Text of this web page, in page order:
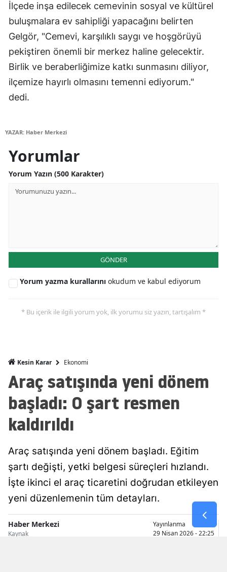
Gaziantep
Giresun
Gümüşhane
Hakkari
Hatay
Kırşehir
Konya
Manisa
Kahramanmaraş
Muş
Nevşehir
Ordu
İlçede inşa edilecek cemevinin sosyal ve kültürel
buluşmalara ev sahipliği yapacağını belirten
Gelgör, "Cemevi, karşılıklı saygı ve hoşgörüyü
pekiştiren önemli bir merkez haline gelecektir.
Birlik ve beraberliğimize katkı sunmasını diliyor,
ilçemize hayırlı olmasını temenni ediyorum."
dedi.
YAZAR: Haber Merkezi
Yorumlar
Yorum Yazın (500 Karakter)
GÖNDER
Yorum yazma kurallarını okudum ve kabul ediyorum
* Bu içerik ile ilgili yorum yok, ilk yorumu siz yazın, tartışalım *
Kesin Karar Ekonomi
Araç satışında yeni dönem
başladı: O şart resmen
kaldırıldı
Araç satışında yeni dönem başladı. Eğitim
şartı değişti, yetki belgesi süreçleri hızlandı.
İşte ikinci el araç ticaretini doğrudan etkileyen
yeni düzenlemenin tüm detayları.
Haber Merkezi
Kaynak
Yayınlanma
29 Nisan 2026 - 22:25